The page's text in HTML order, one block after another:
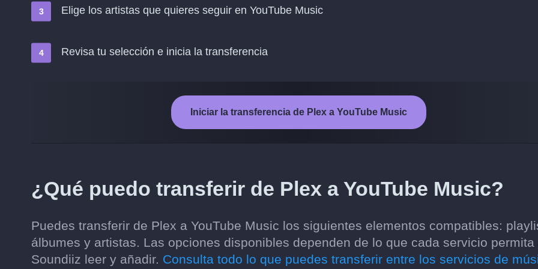
Elige los artistas que quieres seguir en YouTube Music
Revisa tu selección e inicia la transferencia
Iniciar la transferencia de Plex a YouTube Music
¿Qué puedo transferir de Plex a YouTube Music?
Puedes transferir de Plex a YouTube Music los siguientes elementos compatibles:
álbumes y artistas. Las opciones disponibles dependen de lo que cada servicio permita
Soundiiz leer y añadir. Consulta todo lo que puedes transferir entre los servicios de